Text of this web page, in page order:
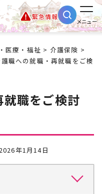
緊急情報
メニュー
医療・福祉 > 介護保険 >
職への就職・再就職をご検
職をご検討
年1月14日